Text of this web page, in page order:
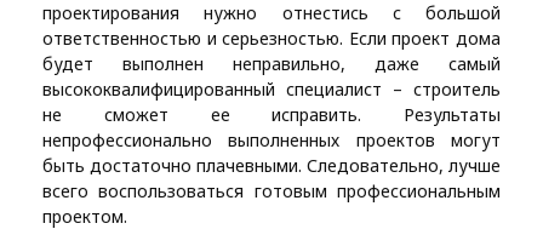
проектирования нужно отнестись с большой
ответственностью и серьезностью. Если проект дома
будет выполнен неправильно, даже самый
высококвалифицированный специалист – строитель
не сможет ее исправить. Результаты
непрофессионально выполненных проектов могут
быть достаточно плачевными. Следовательно, лучше
всего воспользоваться готовым профессиональным
проектом.